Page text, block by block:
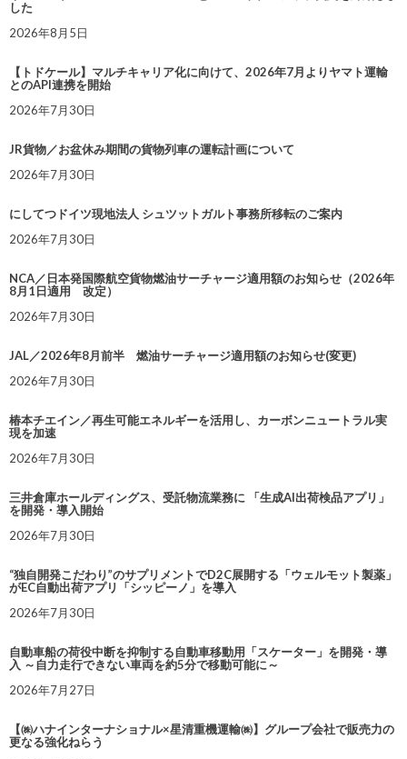
した
2026年8月5日
【トドケール】マルチキャリア化に向けて、2026年7月よりヤマト運輸
とのAPI連携を開始
2026年7月30日
JR貨物／お盆休み期間の貨物列車の運転計画について
2026年7月30日
にしてつドイツ現地法人 シュツットガルト事務所移転のご案内
2026年7月30日
NCA／日本発国際航空貨物燃油サーチャージ適用額のお知らせ（2026年
8月1日適用 改定）
2026年7月30日
JAL／2026年8月前半 燃油サーチャージ適用額のお知らせ(変更)
2026年7月30日
椿本チエイン／再生可能エネルギーを活用し、カーボンニュートラル実
現を加速
2026年7月30日
三井倉庫ホールディングス、受託物流業務に 「生成AI出荷検品アプリ」
を開発・導入開始
2026年7月30日
“独自開発こだわり”のサプリメントでD2C展開する「ウェルモット製薬」
がEC自動出荷アプリ「シッピーノ」を導入
2026年7月30日
自動車船の荷役中断を抑制する自動車移動用「スケーター」を開発・導
入 ～自力走行できない車両を約5分で移動可能に～
2026年7月27日
【㈱ハナインターナショナル×星清重機運輸㈱】グループ会社で販売力の
更なる強化ねらう